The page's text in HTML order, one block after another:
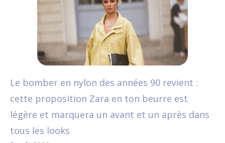
Le bomber en nylon des années 90 revient :
cette proposition Zara en ton beurre est
légère et marquera un avant et un après dans
tous les looks